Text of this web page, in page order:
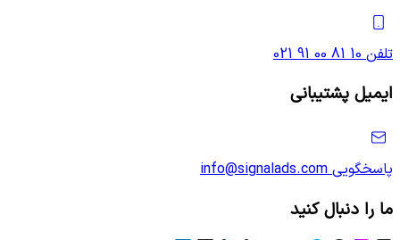
تلفن 021 91 00 81 10
ایمیل پشتیبانی
پاسخگویی info@signalads.com
ما را دنبال کنید